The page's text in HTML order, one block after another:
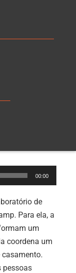
00:00
de
Para ela, a
um
coordena um
pessoas